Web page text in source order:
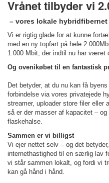
Vrånet tilbyder vi
– vores lokale
Vi er rigtig glade for at kunne
med en ny topfart på hele
1.000 Mbit, der indtil nu har været
Og ovenikøbet til en fantastisk
Det betyder, at du nu kan få
forbindelse via vores privatejede
streamer, uploader store filer eller
så er der masser af kapacitet –
flaskehalse.
Sammen er vi billigst
Vi ejer nettet selv – og det
internethastighed til en særlig lav
vi står sammen lokalt, og fordi vi
kan gå hånd i hånd.